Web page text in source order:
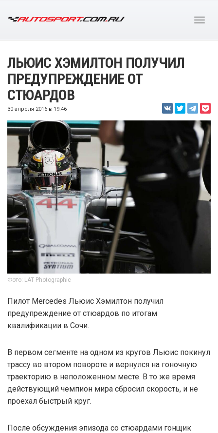
ЛЬЮИС ХЭМИЛТОН ПОЛУЧИЛ
ПРЕДУПРЕЖДЕНИЕ ОТ
СТЮАРДОВ
30 апреля 2016 в 19:46
Фото: LAT Photographic
Пилот Mercedes Льюис Хэмилтон получил
предупреждение от стюардов по итогам
квалификации в Сочи.
В первом сегменте на одном из кругов Льюис покинул
трассу во втором повороте и вернулся на гоночную
траекторию в неположенном месте. В то же время
действующий чемпион мира сбросил скорость, и не
проехал быстрый круг.
После обсуждения эпизода со стюардами гонщик